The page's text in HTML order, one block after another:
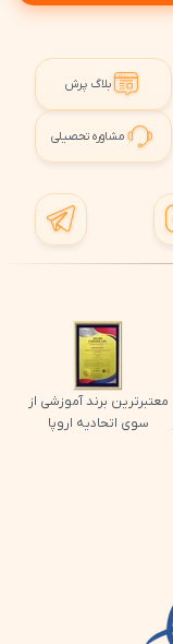
بلاگ پرش
مشاوره تحصیلی
معتبرترین برند آموزشی از
سوی اتحادیه اروپا